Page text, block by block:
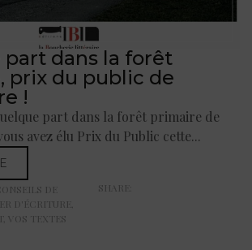
part dans la forêt
prix du public de
!
part dans la forêt primaire de
avez élu Prix du Public cette...
DE
D'ÉCRITURE
VOS TEXTES
SHARE: